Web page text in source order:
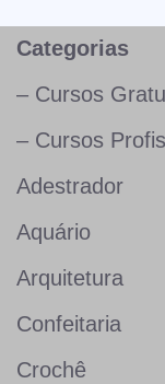
Categorias
– Cursos
– Cursos
Adestrador
Aquário
Arquitetura
Confeitaria
Crochê